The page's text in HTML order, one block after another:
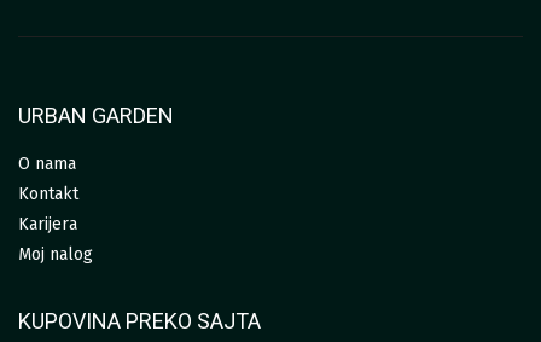
URBAN GARDEN
O nama
Kontakt
Karijera
Moj nalog
KUPOVINA PREKO SAJTA